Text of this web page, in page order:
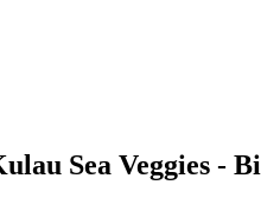
Sea Veggies -